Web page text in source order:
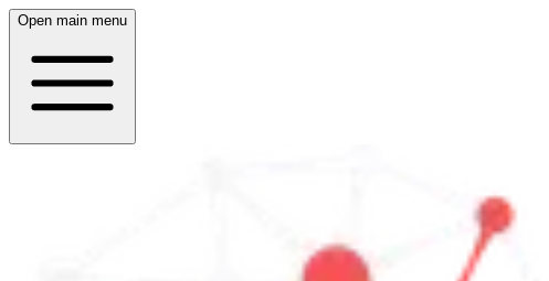
Open main menu